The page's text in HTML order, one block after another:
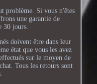
problème. Si vous n'êtes
une garantie de
30 jours.
doivent être dans leur
état que vous les avez
sur le moyen de
Tous les retours sont